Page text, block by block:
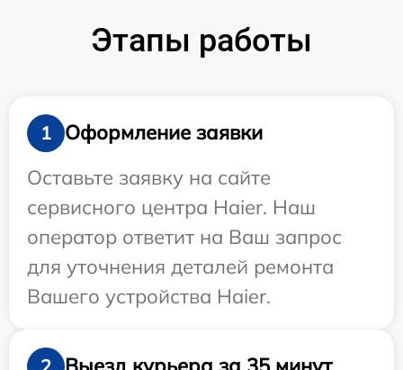
Этапы работы
1
Оформление заявки
Оставьте заявку на сайте
сервисного центра Haier. Наш
оператор ответит на Ваш запрос
для уточнения деталей ремонта
Вашего устройства Haier.